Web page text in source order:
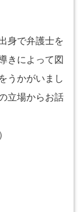
身で弁護士を
きによって図
うかがいまし
立場からお話